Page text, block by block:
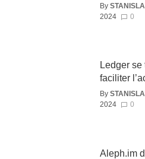
By
2024
0
Ledger
faciliter
By
2024
0
Aleph.im